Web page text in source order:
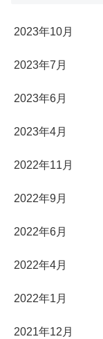
2023年10月
2023年7月
2023年6月
2023年4月
2022年11月
2022年9月
2022年6月
2022年4月
2022年1月
2021年12月